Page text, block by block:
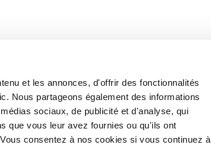
et les annonces, d'offrir des fonctionnalités
Nous partageons également des informations
sociaux, de publicité et d'analyse, qui
que vous leur avez fournies ou qu'ils ont
consentez à nos cookies si vous continuez à